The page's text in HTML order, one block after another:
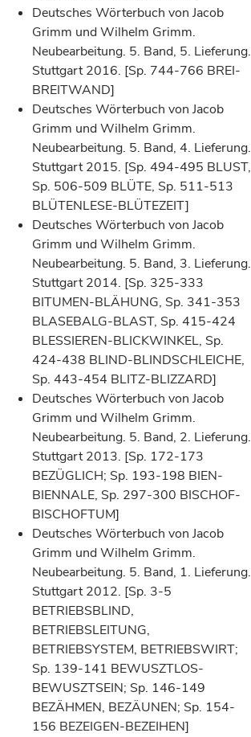
Deutsches Wörterbuch von Jacob
Grimm und Wilhelm Grimm.
Neubearbeitung. 5. Band, 5. Lieferung.
Stuttgart 2016. [Sp. 744-766 BREI-
BREITWAND]
Deutsches Wörterbuch von Jacob
Grimm und Wilhelm Grimm.
Neubearbeitung. 5. Band, 4. Lieferung.
Stuttgart 2015. [Sp. 494-495 BLUST,
Sp. 506-509 BLÜTE, Sp. 511-513
BLÜTENLESE-BLÜTEZEIT]
Deutsches Wörterbuch von Jacob
Grimm und Wilhelm Grimm.
Neubearbeitung. 5. Band, 3. Lieferung.
Stuttgart 2014. [Sp. 325-333
BITUMEN-BLÄHUNG, Sp. 341-353
BLASEBALG-BLAST, Sp. 415-424
BLESSIEREN-BLICKWINKEL, Sp.
424-438 BLIND-BLINDSCHLEICHE,
Sp. 443-454 BLITZ-BLIZZARD]
Deutsches Wörterbuch von Jacob
Grimm und Wilhelm Grimm.
Neubearbeitung. 5. Band, 2. Lieferung.
Stuttgart 2013. [Sp. 172-173
BEZÜGLICH; Sp. 193-198 BIEN-
BIENNALE, Sp. 297-300 BISCHOF-
BISCHOFTUM]
Deutsches Wörterbuch von Jacob
Grimm und Wilhelm Grimm.
Neubearbeitung. 5. Band, 1. Lieferung.
Stuttgart 2012. [Sp. 3-5
BETRIEBSBLIND,
BETRIEBSLEITUNG,
BETRIEBSYSTEM, BETRIEBSWIRT;
Sp. 139-141 BEWUSZTLOS-
BEWUSZTSEIN; Sp. 146-149
BEZÄHMEN, BEZÄUNEN; Sp. 154-
156 BEZEIGEN-BEZEIHEN]